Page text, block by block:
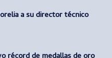
a su director técnico